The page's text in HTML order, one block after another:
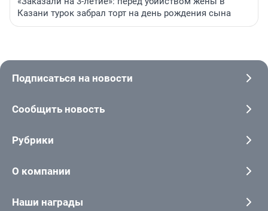
Казани турок забрал торт на день рождения сына
Подписаться на новости
Сообщить новость
Рубрики
О компании
Наши награды